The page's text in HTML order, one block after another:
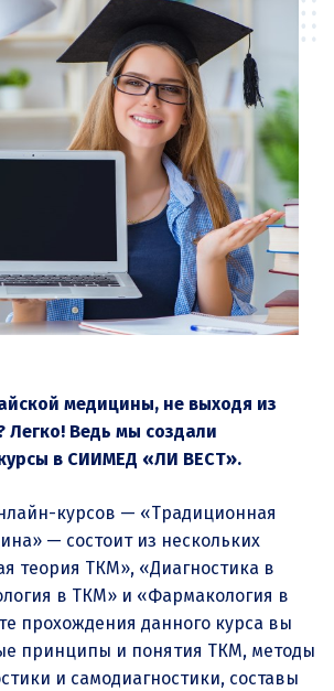
медицины, не выходя из
Ведь мы создали
в СИИМЕД «ЛИ ВЕСТ».
курсов — «Традиционная
— состоит из нескольких
теория ТКМ», «Диагностика в
в ТКМ» и «Фармакология в
прохождения данного курса вы
принципы и понятия ТКМ, методы
и самодиагностики, составы